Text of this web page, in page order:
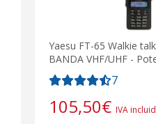
Yaesu FT-65 Walkie
BANDA VHF/UHF -
7
105,50€ IVA